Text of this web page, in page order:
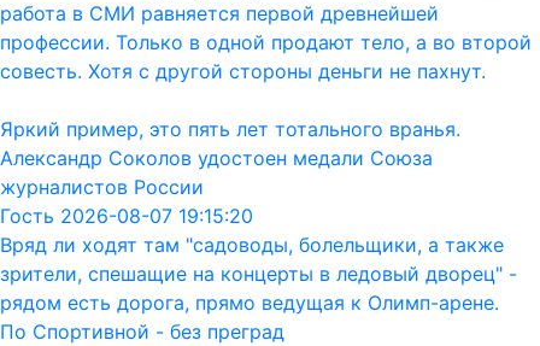
работа в СМИ равняется первой древнейшей
профессии. Только в одной продают тело, а во второй
совесть. Хотя с другой стороны деньги не пахнут.
Яркий пример, это пять лет тотального вранья.
Александр Соколов удостоен медали Союза
журналистов России
Гость 2026-08-07 19:15:20
Вряд ли ходят там "садоводы, болельщики, а также
зрители, спешащие на концерты в ледовый дворец" -
рядом есть дорога, прямо ведущая к Олимп-арене.
По Спортивной - без преград